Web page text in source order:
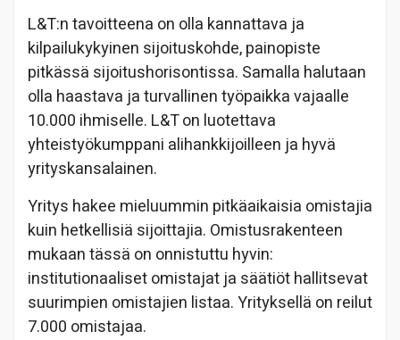
L&T:n tavoitteena on olla kannattava ja
kilpailukykyinen sijoituskohde, painopiste
pitkässä sijoitushorisontissa. Samalla halutaan
olla haastava ja turvallinen työpaikka vajaalle
10.000 ihmiselle. L&T on luotettava
yhteistyökumppani alihankkijoilleen ja hyvä
yrityskansalainen.
Yritys hakee mieluummin pitkäaikaisia omistajia
kuin hetkellisiä sijoittajia. Omistusrakenteen
mukaan tässä on onnistuttu hyvin:
institutionaaliset omistajat ja säätiöt hallitsevat
suurimpien omistajien listaa. Yrityksellä on reilut
7.000 omistajaa.